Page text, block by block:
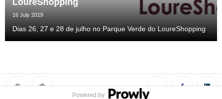
LoureShopping
16 July 2019
Dias 26, 27 e 28 de julho no Parque Verde do LoureShopping
Powered by